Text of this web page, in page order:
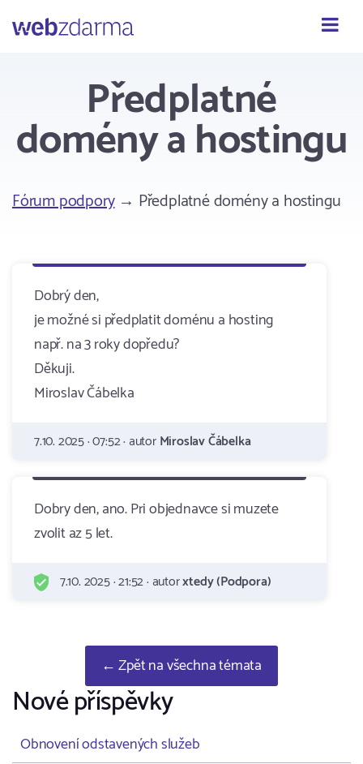
Webzdarma
Předplatné
domény a hostingu
Fórum podpory→ Předplatné domény a hostingu
Dobrý den,
je možné si předplatit doménu a hosting
např. na 3 roky dopředu?
Děkuji.
Miroslav Čábelka
7.10. 2025 · 07:52 · autorMiroslav Čábelka
Dobry den, ano. Pri objednavce si muzete
zvolit az 5 let.
7.10. 2025 · 21:52 · autorxtedy (Podpora)
← Zpět na všechna témata
Nové příspěvky
Obnovení odstavených služeb